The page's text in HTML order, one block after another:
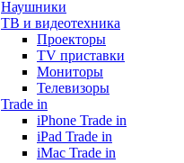
Наушники
ТВ и видеотехника
Проекторы
TV приставки
Мониторы
Телевизоры
Trade in
iPhone Trade in
iPad Trade in
iMac Trade in